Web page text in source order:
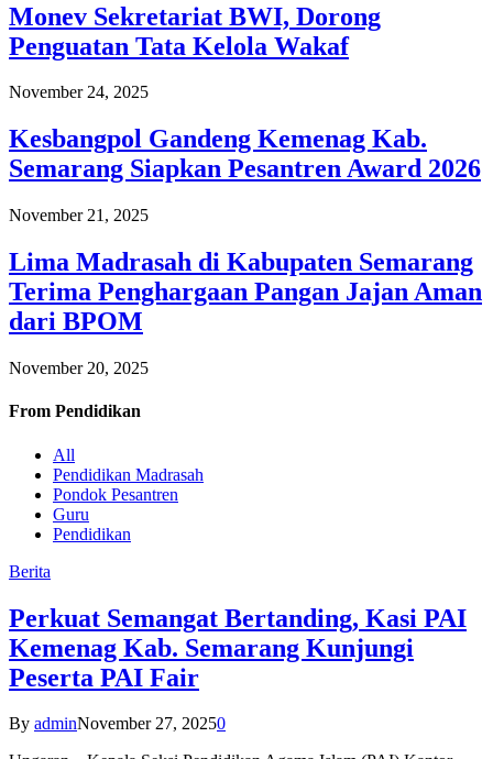
Monev Sekretariat BWI, Dorong
Penguatan Tata Kelola Wakaf
November 24, 2025
Kesbangpol Gandeng Kemenag Kab.
Semarang Siapkan Pesantren Award 2026
November 21, 2025
Lima Madrasah di Kabupaten Semarang
Terima Penghargaan Pangan Jajan Aman
dari BPOM
November 20, 2025
From Pendidikan
All
Pendidikan Madrasah
Pondok Pesantren
Guru
Pendidikan
Berita
Perkuat Semangat Bertanding, Kasi PAI
Kemenag Kab. Semarang Kunjungi
Peserta PAI Fair
By adminNovember 27, 20250